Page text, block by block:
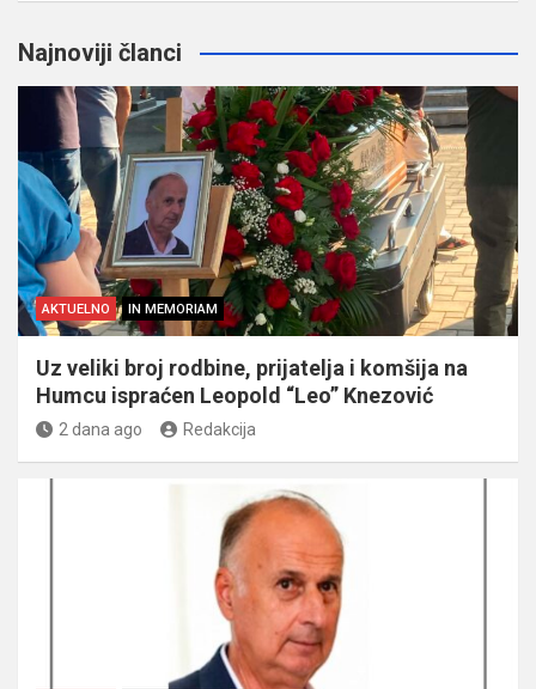
Najnoviji članci
AKTUELNO IN MEMORIAM
Uz veliki broj rodbine, prijatelja i komšija na
Humcu ispraćen Leopold “Leo” Knezović
2 dana ago Redakcija